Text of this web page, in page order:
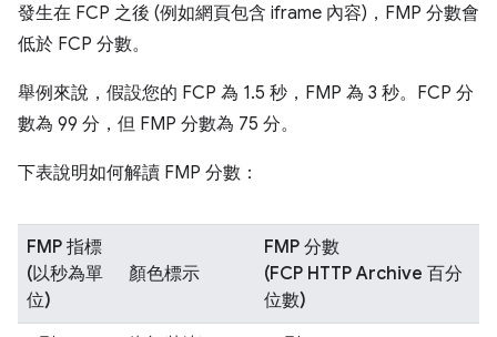
發生在 FCP 之後 (例如網頁包含 iframe 內容)，FMP 分數會
低於 FCP 分數。
舉例來說，假設您的 FCP 為 1.5 秒，FMP 為 3 秒。FCP 分
數為 99 分，但 FMP 分數為 75 分。
下表說明如何解讀 FMP 分數：
FMP 指標
(以秒為單
位)
顏色標示
FMP 分數
(FCP HTTP Archive 百分
位數)